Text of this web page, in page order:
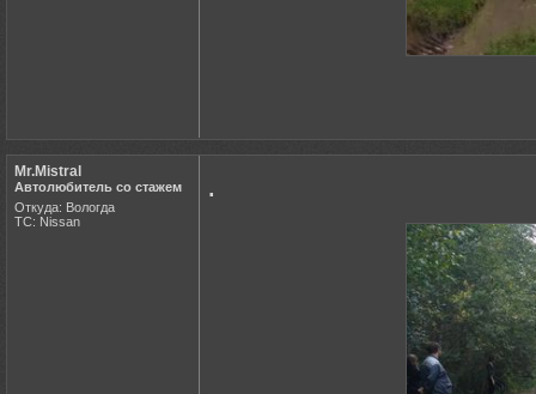
Mr.Mistral
Автолюбитель со стажем
Откуда: Вологда
ТС: Nissan
.